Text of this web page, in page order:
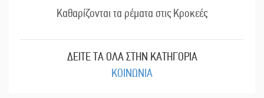
Καθαρίζονται τα ρέματα στις Κροκεές
ΔΕΙΤΕ ΤΑ ΟΛΑ ΣΤΗΝ ΚΑΤΗΓΟΡΙΑ
ΚΟΙΝΩΝΙΑ